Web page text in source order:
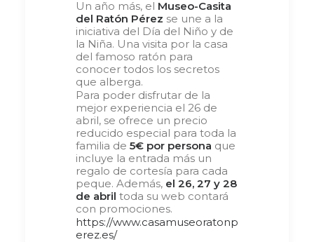
Un año más, el Museo-Casita
del Ratón Pérez se une a la
iniciativa del Día del Niño y de
la Niña. Una visita por la casa
del famoso ratón para
conocer todos los secretos
que alberga.
Para poder disfrutar de la
mejor experiencia el 26 de
abril, se ofrece un precio
reducido especial para toda la
familia de 5€ por persona que
incluye la entrada más un
regalo de cortesía para cada
peque. Además, el 26, 27 y 28
de abril toda su web contará
con promociones.
https://www.casamuseoratonp
erez.es/